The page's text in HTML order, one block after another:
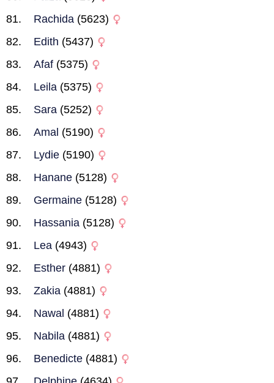
Rachida (5623)
Edith (5437)
Afaf (5375)
Leila (5375)
Sara (5252)
Amal (5190)
Lydie (5190)
Hanane (5128)
Germaine (5128)
Hassania (5128)
Lea (4943)
Esther (4881)
Zakia (4881)
Nawal (4881)
Nabila (4881)
Benedicte (4881)